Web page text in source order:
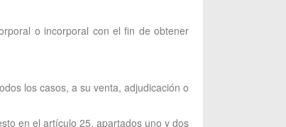
o incorporal con el fin de obtener
los casos, a su venta, adjudicación o
en el artículo 25, apartados uno y dos